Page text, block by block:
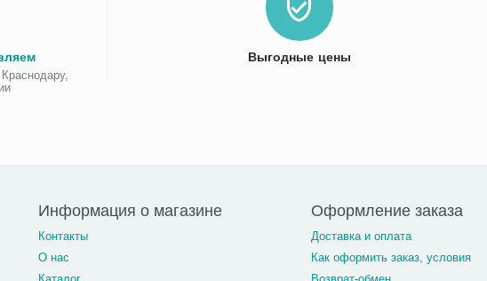
Выгодные цены
Информация о магазине
Контакты
О нас
Оформление заказа
Доставка и оплата
Как оформить заказ, условия